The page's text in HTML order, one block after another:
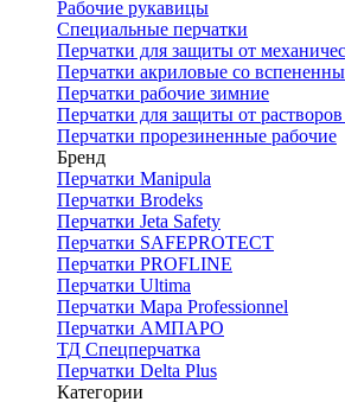
Рабочие рукавицы
Специальные перчатки
Перчатки для защиты от
Перчатки акриловые со
Перчатки рабочие зимние
Перчатки для защиты от
Перчатки прорезиненные рабочие
Бренд
Перчатки Manipula
Перчатки Brodeks
Перчатки Jeta Safety
Перчатки SAFEPROTECT
Перчатки PROFLINE
Перчатки Ultima
Перчатки Мара Professionnel
Перчатки АМПАРО
ТД Спецперчатка
Перчатки Delta Plus
Категории